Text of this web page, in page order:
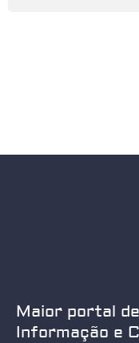
Maior portal
Informação e